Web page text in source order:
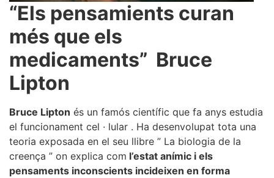
“Els pensamients curan
més que els
medicaments” Bruce
Lipton
Bruce Lipton és un famós científic que fa anys estudia
el funcionament cel · lular . Ha desenvolupat tota una
teoria exposada en el seu llibre ” La biologia de la
creença ” on explica com l’estat anímic i els
pensaments inconscients incideixen en forma